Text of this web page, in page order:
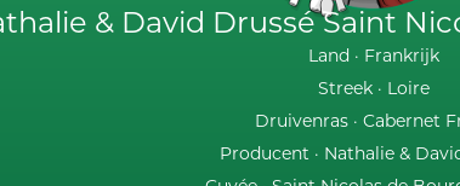
& David Drussé Saint
Land · Frankrijk
Streek · Loire
Druivenras · Cabernet
Producent · Nathalie &